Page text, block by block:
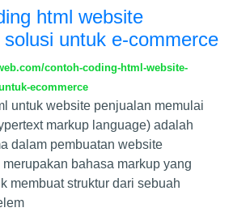
html website
solusi untuk e-commerce
contoh-coding-html-website-
ecommerce
untuk website penjualan memulai
markup language) adalah
dalam pembuatan website
bahasa markup yang
membuat struktur dari sebuah